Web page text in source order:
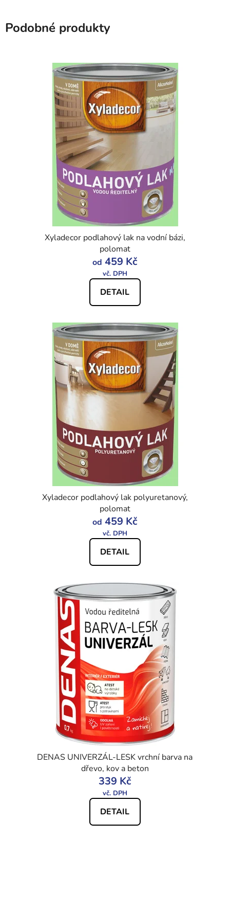
Podobné produkty
Xyladecor podlahový lak na vodní bázi,
polomat
od 459 Kč
DETAIL
Xyladecor podlahový lak polyuretanový,
polomat
od 459 Kč
DETAIL
DENAS UNIVERZÁL-LESK vrchní barva na
dřevo, kov a beton
339 Kč
DETAIL